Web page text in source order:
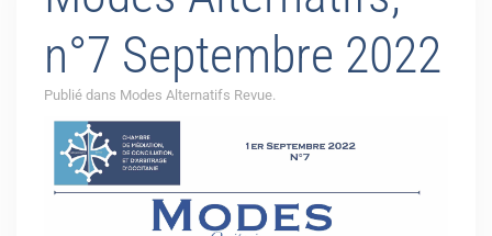
n°7 Septembre 2022
Publié dans Modes Alternatifs Revue.